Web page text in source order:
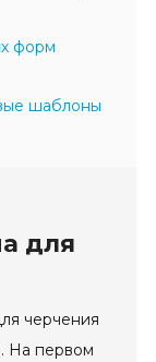
форм
шаблоны
для
черчения
На первом